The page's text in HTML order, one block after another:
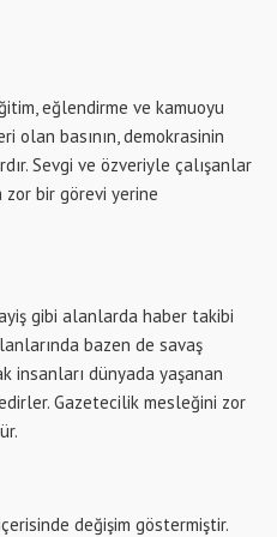
eğlendirme ve kamuoyu
olan basının, demokrasinin
Sevgi ve özveriyle çalışanlar
bir görevi yerine
gibi alanlarda haber takibi
bazen de savaş
insanları dünyada yaşanan
Gazetecilik mesleğini zor
değişim göstermiştir.